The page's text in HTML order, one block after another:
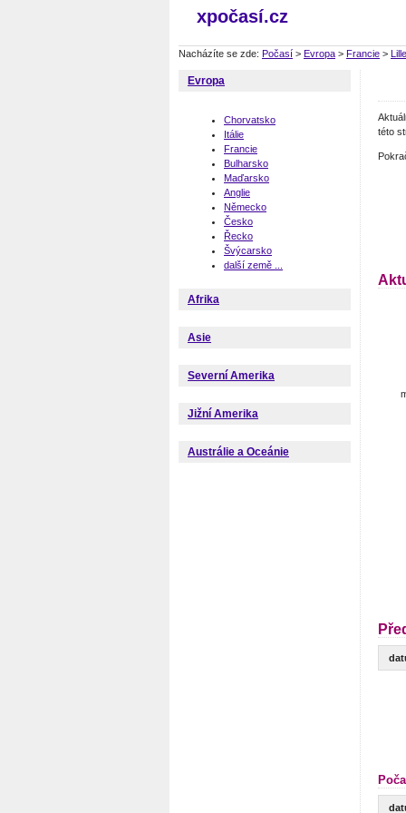
xpočasí.cz
Nacházíte se zde: Počasí > Evropa > Francie > Lille
Evropa
Chorvatsko
Itálie
Francie
Bulharsko
Maďarsko
Anglie
Německo
Česko
Řecko
Švýcarsko
další země ...
Afrika
Asie
Severní Amerika
Jižní Amerika
Austrálie a Oceánie
této